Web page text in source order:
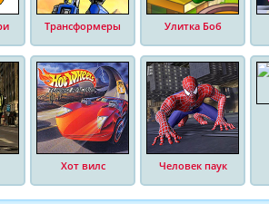
Трансформеры Улитка Боб
Хот вилс Человек паук